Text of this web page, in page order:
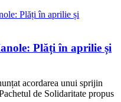
Plăți în aprilie și
acordarea unui sprijin
de Solidaritate propus